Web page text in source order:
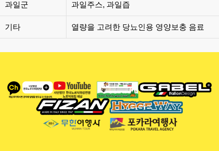
과일군 과일주스, 과일즙
기타 열량을 고려한 당뇨인용 영양보충 음료